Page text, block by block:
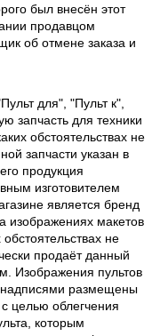
был внесён этот
продавцом
об отмене заказа и
для", "Пульт к",
запчасть для техники
обстоятельствах не
запчасти указан в
продукция
изготовителем
является бренд
изображениях макетов
не
продаёт данный
Изображения пультов
размещены
целью облегчения
которым